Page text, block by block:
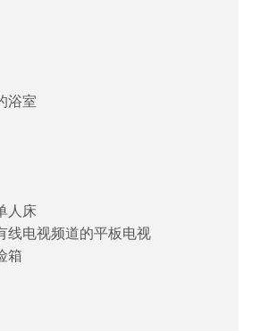
浴室
人床
线电视频道的平板电视
箱